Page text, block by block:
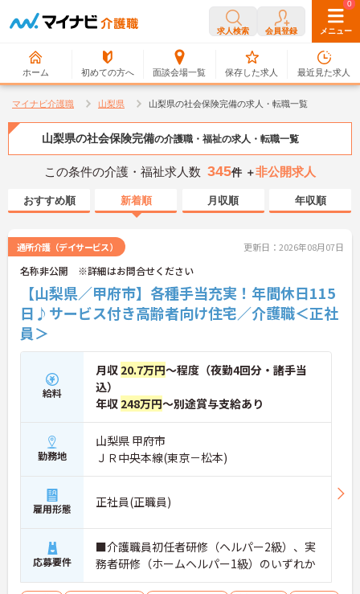
求人検索 会員登録 メニュー
ホーム 初めての方へ 面談会場一覧
0
保存した求人
0
最近見た求人
マイナビ介護職 山梨県 山梨県の社会保険完備の求人・転職一覧
山梨県の社会保険完備の介護職・福祉の求人・転職一覧
この条件の介護・福祉求人数 345件 ＋非公開求人
おすすめ順 新着順 月収順 年収順
通所介護（デイサービス） 更新日：2026年08月07日
名称非公開 ※詳細はお問合せください
【山梨県／甲府市】各種手当充実！年間休日115
日♪サービス付き高齢者向け住宅／介護職＜正社
員＞
給料
月収 20.7万円～程度（夜勤4回分・諸手当
込）
年収 248万円～別途賞与支給あり
勤務地
山梨県 甲府市
ＪＲ中央本線(東京－松本)
雇用形態 正社員(正職員)
応募要件
■介護職員初任者研修（ヘルパー2級）、実
務者研修（ホームヘルパー1級）のいずれか